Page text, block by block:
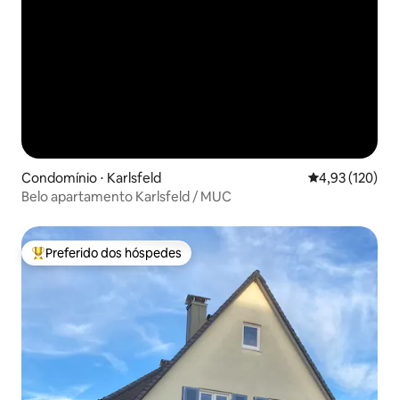
Condomínio ⋅ Karlsfeld 4,93 de uma
4,93 (120)
Belo apartamento Karlsfeld / MUC
Entre os melhores preferidos dos hóspedes
Preferido dos hóspedes